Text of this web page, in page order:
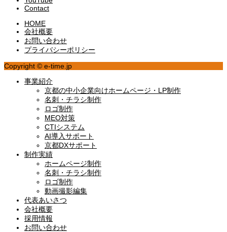
Contact
HOME
会社概要
お問い合わせ
プライバシーポリシー
Copyright © e-time.jp
事業紹介
京都の中小企業向けホームページ・LP制作
名刺・チラシ制作
ロゴ制作
MEO対策
CTIシステム
AI導入サポート
京都DXサポート
制作実績
ホームページ制作
名刺・チラシ制作
ロゴ制作
動画撮影編集
代表あいさつ
会社概要
採用情報
お問い合わせ